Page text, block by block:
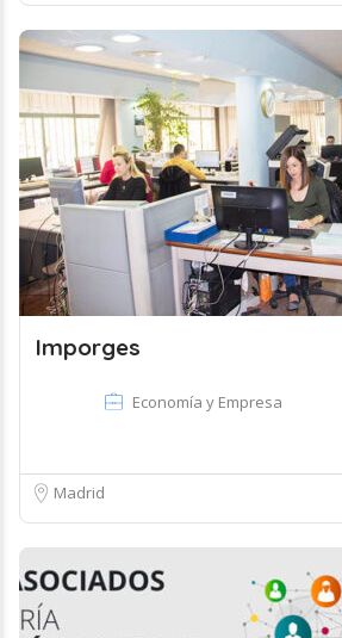
Imporges
Economía y Empresa
Madrid